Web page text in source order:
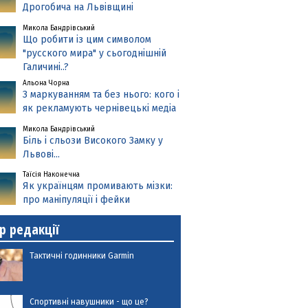
Дрогобича на Львівщині
Микола Бандрівський
Що робити із цим символом
"русского мира" у сьогоднішній
Галичині..?
Альона Чорна
З маркуванням та без нього: кого і
як рекламують чернівецькі медіа
Микола Бандрівський
Біль і сльози Високого Замку у
Львові...
Таїсія Наконечна
Як українцям промивають мізки:
про маніпуляції і фейки
редакції
Тактичні годинники Garmin
Спортивні навушники - що це?